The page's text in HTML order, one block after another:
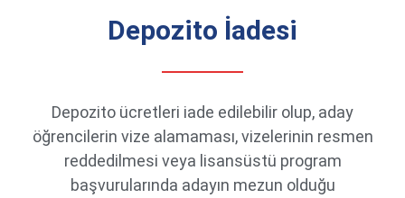
Depozito İadesi
Depozito ücretleri iade edilebilir olup, aday
öğrencilerin vize alamaması, vizelerinin resmen
reddedilmesi veya lisansüstü program
başvurularında adayın mezun olduğu